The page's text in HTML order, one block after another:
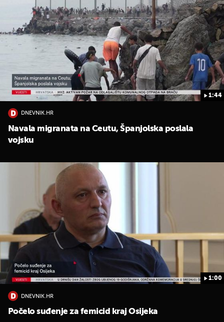
1:44
DNEVNIK.HR
Navala migranata na Ceutu, Španjolska poslala
vojsku
1:00
DNEVNIK.HR
Počelo suđenje za femicid kraj Osijeka